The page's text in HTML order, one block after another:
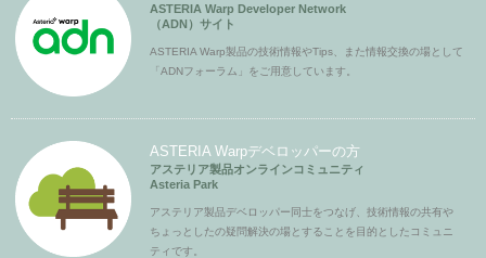
ASTERIA Warp Developer Network
（ADN）サイト
ASTERIA Warp製品の技術情報やTips、また情報交換の場として
「ADNフォーラム」をご用意しています。
ASTERIA Warpデベロッパーの方
アステリア製品オンラインコミュニティ
Asteria Park
アステリア製品デベロッパー同士をつなげ、技術情報の共有や
ちょっとしたの疑問解決の場とすることを目的としたコミュニ
ティです。